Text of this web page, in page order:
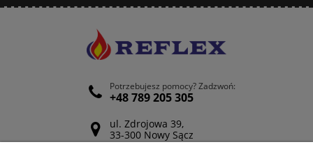
Potrzebujesz pomocy? Zadzwoń:
+48 789 205 305
ul. Zdrojowa 39,
33-300 Nowy Sącz